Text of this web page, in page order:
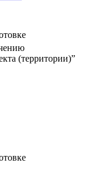
(территории)”